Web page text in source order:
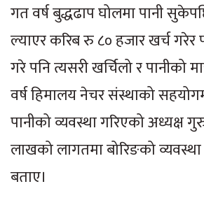
गत वर्ष बुद्धढाप घोलमा पानी
ल्याएर करिब रु ८० हजार खर्च गरेर
गरे पनि त्यसरी खर्चिलो र पानीको
वर्ष हिमालय नेचर संस्थाको
पानीको व्यवस्था गरिएको अध्यक्ष
लाखको लागतमा बोरिङको
बताए।